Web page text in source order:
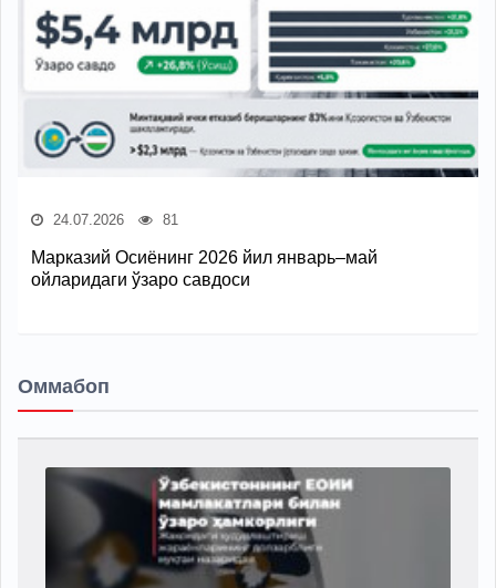
24.07.2026 81
Марказий Осиёнинг 2026 йил январь–май
ойларидаги ўзаро савдоси
Оммабоп